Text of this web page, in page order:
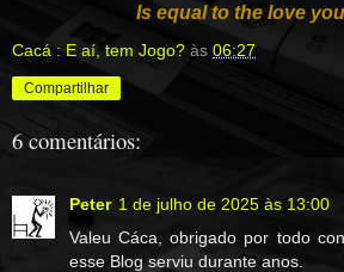
Is equal to the love
Cacá : E aí, tem Jogo? às 06:27
Compartilhar
6 comentários:
Peter 1 de julho de 2025 às 13:00
Valeu Cáca, obrigado por todo
esse Blog serviu durante anos.